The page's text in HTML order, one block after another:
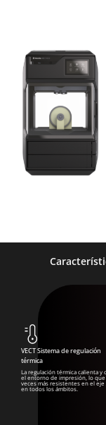
VECT Sistema de regulación
térmica
La regulación térmica calienta
el entorno de impresión, lo que
veces más resistentes en el eje
en todos los ámbitos.